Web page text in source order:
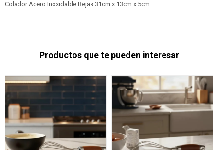
Colador Acero Inoxidable Rejas 31cm x 13cm x 5cm
Productos que te pueden interesar